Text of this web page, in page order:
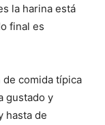
la harina está
final es
de comida típica
gustado y
hasta de